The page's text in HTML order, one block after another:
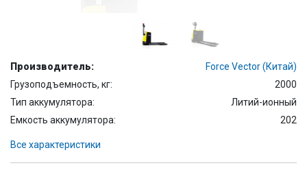
Производитель:
Force Vector (Китай)
Грузоподъемность, кг:
2000
Тип аккумулятора:
Литий-ионный
Емкость аккумулятора:
202
Все характеристики